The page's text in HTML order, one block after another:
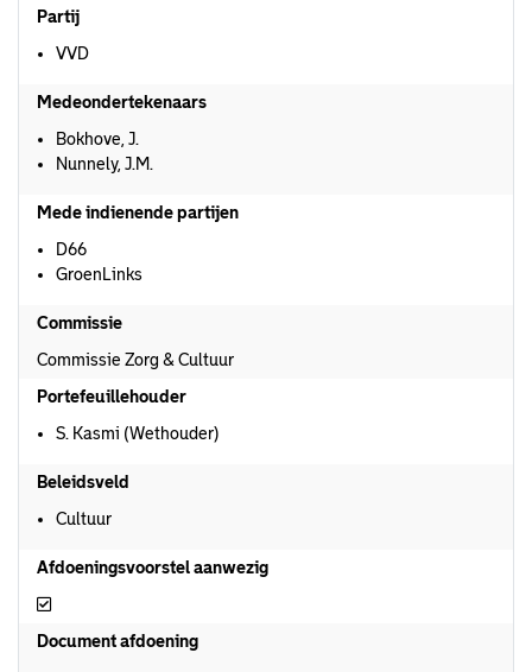
Partij
VVD
Medeondertekenaars
Bokhove, J.
Nunnely, J.M.
Mede indienende partijen
D66
GroenLinks
Commissie
Commissie Zorg & Cultuur
Portefeuillehouder
S. Kasmi (Wethouder)
Beleidsveld
Cultuur
Afdoeningsvoorstel aanwezig
Afdoeningsvoorstel aanwezig
Document afdoening